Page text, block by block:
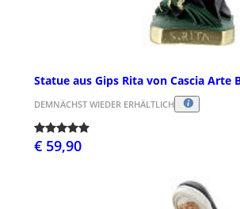
Statue aus Gips Rita von Cascia Arte
DEMNÄCHST WIEDER ERHÄLTLICH
€ 59,90